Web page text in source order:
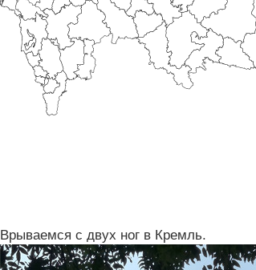
Врываемся с двух ног в Кремль.